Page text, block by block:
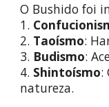
O Bushido foi
1.
2. Taoísmo:
3. Budismo:
4. Shintoísmo:
natureza.